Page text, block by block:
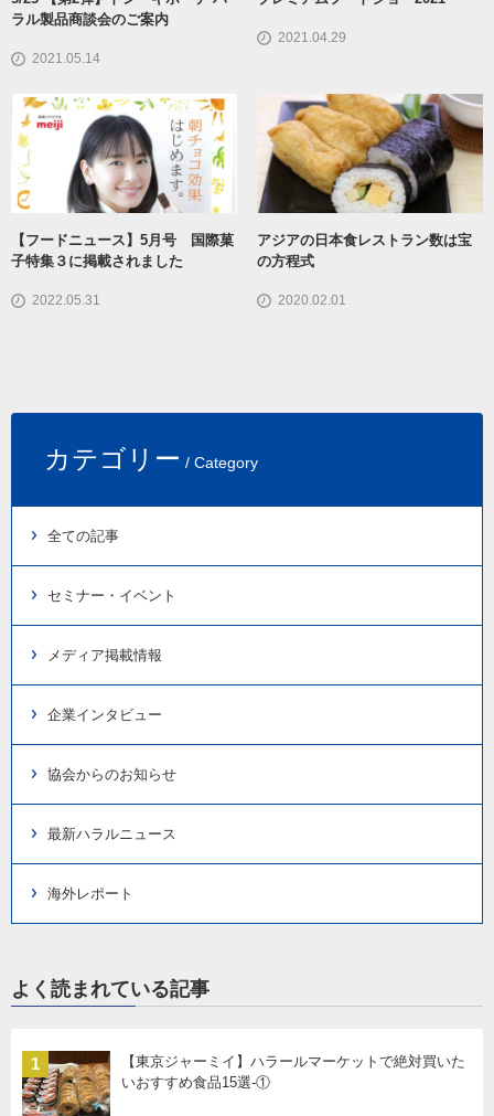
ラル製品商談会のご案内
2021.05.14
2021.04.29
【フードニュース】5月号 国際菓
子特集３に掲載されました
2022.05.31
アジアの日本食レストラン数は宝
の方程式
2020.02.01
カテゴリー / Category
全ての記事
セミナー・イベント
メディア掲載情報
企業インタビュー
協会からのお知らせ
最新ハラルニュース
海外レポート
よく読まれている記事
1
【東京ジャーミイ】ハラールマーケットで絶対買いた
いおすすめ食品15選-①